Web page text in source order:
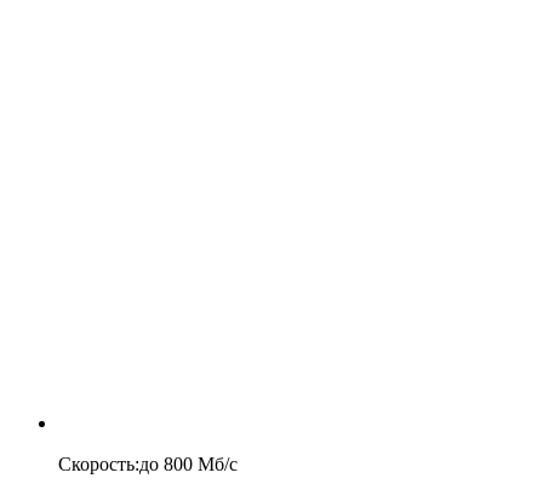
Скорость:до 800 Мб/c